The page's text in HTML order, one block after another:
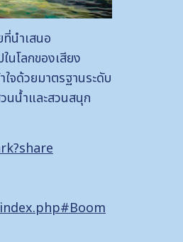
นำเสนอ
นโลกของเสียง
จด้วยมาตรฐานระดับ
นน้ำและสวนสนุก